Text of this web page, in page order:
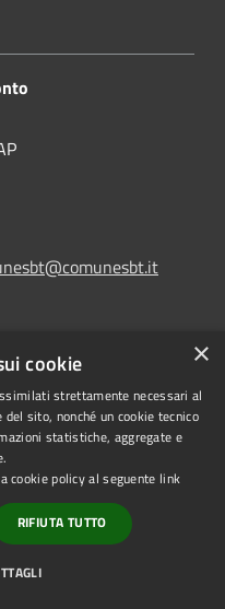
×
cookie
strettamente necessari al
sito, nonché un cookie tecnico
statistiche, aggregate e
cookie policy al seguente link
RIFIUTA TUTTO